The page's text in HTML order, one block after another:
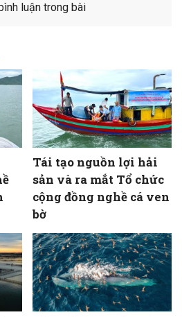
luận trong bài
Tái tạo nguồn lợi hải
sản và ra mắt Tổ chức
cộng đồng nghề cá ven
bờ